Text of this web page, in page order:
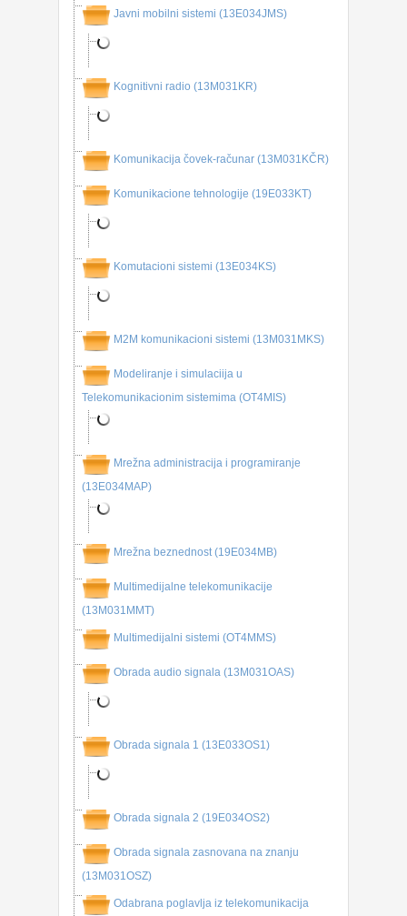
Javni mobilni sistemi (13E034JMS)
Kognitivni radio (13M031KR)
Komunikacija čovek-računar (13M031KČR)
Komunikacione tehnologije (19E033KT)
Komutacioni sistemi (13E034KS)
M2M komunikacioni sistemi (13M031MKS)
Modeliranje i simulaciija u
Telekomunikacionim sistemima (OT4MIS)
Mrežna administracija i programiranje
(13E034MAP)
Mrežna beznednost (19E034MB)
Multimedijalne telekomunikacije
(13M031MMT)
Multimedijalni sistemi (OT4MMS)
Obrada audio signala (13M031OAS)
Obrada signala 1 (13E033OS1)
Obrada signala 2 (19E034OS2)
Obrada signala zasnovana na znanju
(13M031OSZ)
Odabrana poglavlja iz telekomunikacija